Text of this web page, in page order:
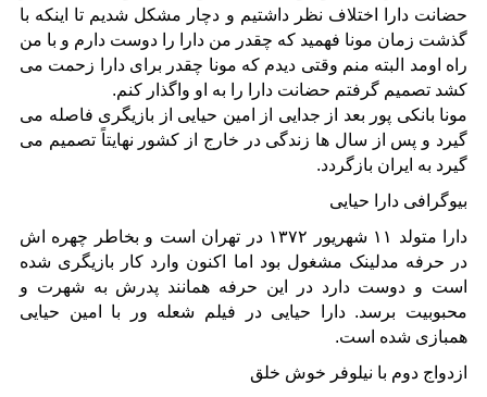
حضانت دارا اختلاف نظر داشتیم و دچار مشکل شدیم تا اینکه با
گذشت زمان مونا فهمید که چقدر من دارا را دوست دارم و با من
راه اومد البته منم وقتی دیدم که مونا چقدر برای دارا زحمت می
کشد تصمیم گرفتم حضانت دارا را به او واگذار کنم.
مونا بانکی پور بعد از جدایی از امین حیایی از بازیگری فاصله می
گیرد و پس از سال ها زندگی در خارج از کشور نهایتاً تصمیم می
گیرد به ایران بازگردد.
بیوگرافی دارا حیایی
دارا متولد ۱۱ شهریور ۱۳۷۲ در تهران است و بخاطر چهره اش
در حرفه مدلینک مشغول بود اما اکنون وارد کار بازیگری شده
است و دوست دارد در این حرفه همانند پدرش به شهرت و
محبوبیت برسد. دارا حیایی در فیلم شعله ور با امین حیایی
همبازی شده است.
ازدواج دوم با نیلوفر خوش خلق